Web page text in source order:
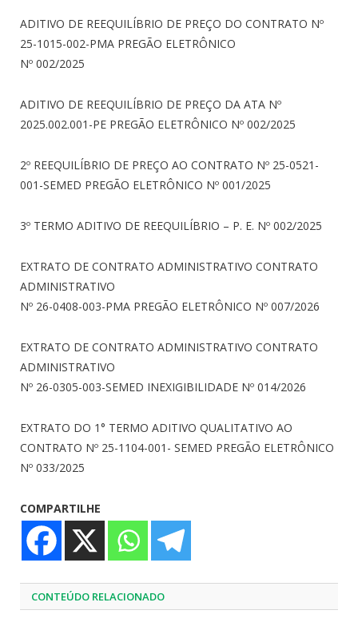
ADITIVO DE REEQUILÍBRIO DE PREÇO DO CONTRATO Nº
25-1015-002-PMA PREGÃO ELETRÔNICO
Nº 002/2025
ADITIVO DE REEQUILÍBRIO DE PREÇO DA ATA Nº
2025.002.001-PE PREGÃO ELETRÔNICO Nº 002/2025
2º REEQUILÍBRIO DE PREÇO AO CONTRATO Nº 25-0521-
001-SEMED PREGÃO ELETRÔNICO Nº 001/2025
3º TERMO ADITIVO DE REEQUILÍBRIO – P. E. Nº 002/2025
EXTRATO DE CONTRATO ADMINISTRATIVO CONTRATO
ADMINISTRATIVO
Nº 26-0408-003-PMA PREGÃO ELETRÔNICO Nº 007/2026
EXTRATO DE CONTRATO ADMINISTRATIVO CONTRATO
ADMINISTRATIVO
Nº 26-0305-003-SEMED INEXIGIBILIDADE Nº 014/2026
EXTRATO DO 1° TERMO ADITIVO QUALITATIVO AO
CONTRATO Nº 25-1104-001- SEMED PREGÃO ELETRÔNICO
Nº 033/2025
COMPARTILHE
CONTEÚDO RELACIONADO